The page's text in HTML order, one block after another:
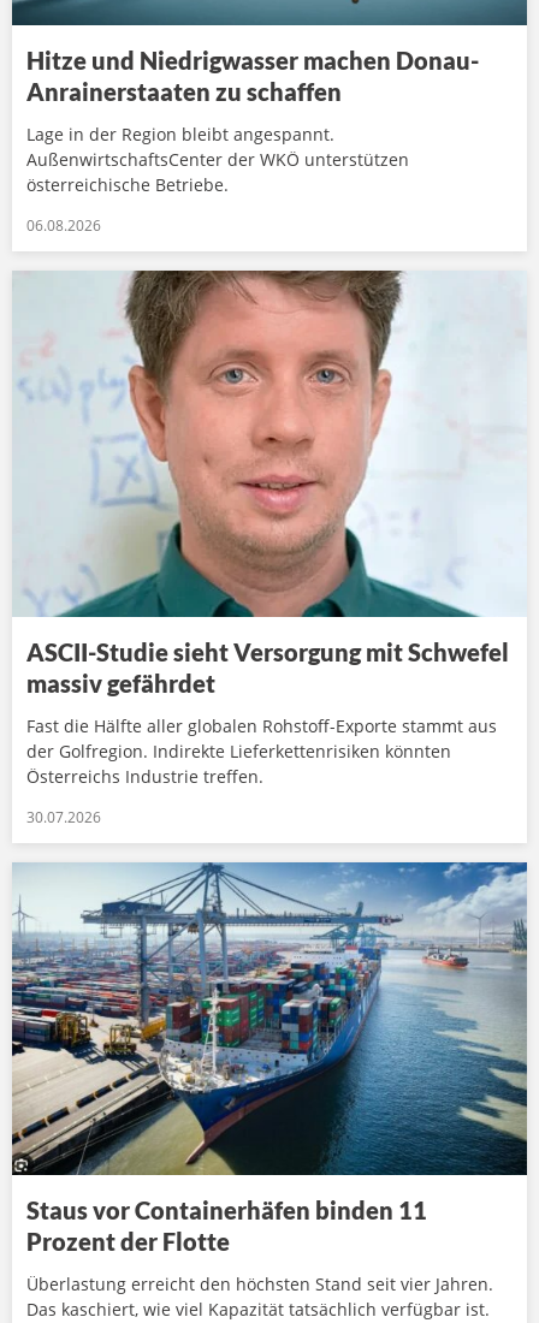
Hitze und Niedrigwasser machen Donau-
Anrainerstaaten zu schaffen
Lage in der Region bleibt angespannt.
AußenwirtschaftsCenter der WKÖ unterstützen
österreichische Betriebe.
06.08.2026
ASCII-Studie sieht Versorgung mit Schwefel
massiv gefährdet
Fast die Hälfte aller globalen Rohstoff-Exporte stammt aus
der Golfregion. Indirekte Lieferkettenrisiken könnten
Österreichs Industrie treffen.
30.07.2026
Staus vor Containerhäfen binden 11
Prozent der Flotte
Überlastung erreicht den höchsten Stand seit vier Jahren.
Das kaschiert, wie viel Kapazität tatsächlich verfügbar ist.